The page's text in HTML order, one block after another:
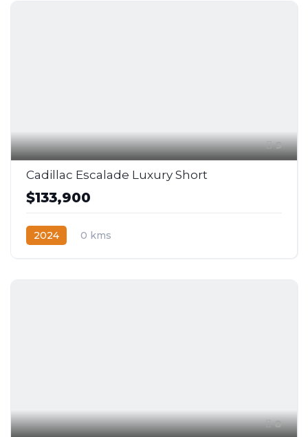
9
Cadillac Escalade Luxury Short
$133,900
2024 0 kms
8